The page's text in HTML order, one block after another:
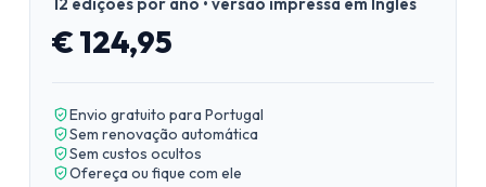
€ 124,95
Envio gratuito para Portugal
Sem renovação automática
Sem custos ocultos
Ofereça ou fique com ele